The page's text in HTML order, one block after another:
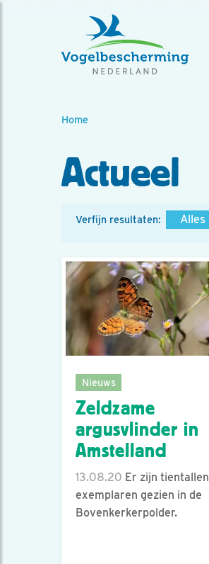
Home
Actueel
Verfijn resultaten: Alles
Nieuws
Zeldzame
argusvlinder in
Amstelland
13.08.20 Er zijn tientallen
exemplaren gezien in de
Bovenkerkerpolder.